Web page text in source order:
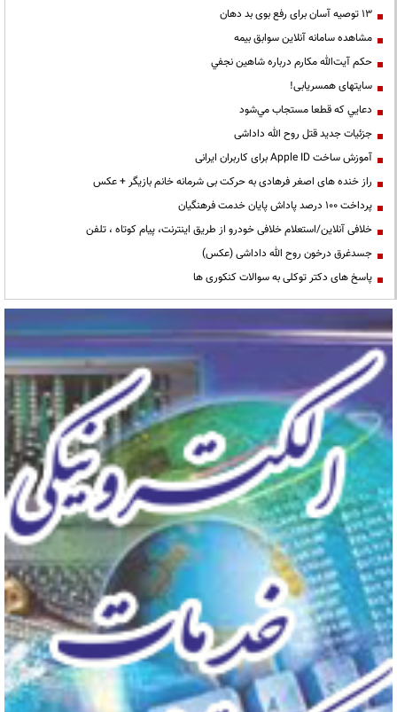
13 توصیه آسان برای رفع بوی بد دهان
مشاهده سامانه آنلاين سوابق بیمه
حكم آيت‌الله مكارم درباره شاهين نجفي
سایتهای همسریابی!
دعايي كه قطعا مستجاب مي‌شود
جزئیات جدید قتل روح الله داداشی
آموزش ساخت Apple ID برای کاربران ایرانی
راز خنده های اصغر فرهادی به حرکت بی شرمانه خانم بازیگر + عکس
پرداخت ۱۰۰ درصد پاداش پایان خدمت فرهنگیان
خلافی آنلاین/استعلام خلافی خودرو از طریق اینترنت، پیام کوتاه ، تلفن
جسدغرق درخون روح الله داداشی (عکس)
پاسخ های دکتر توکلی به سوالات کنکوری ها